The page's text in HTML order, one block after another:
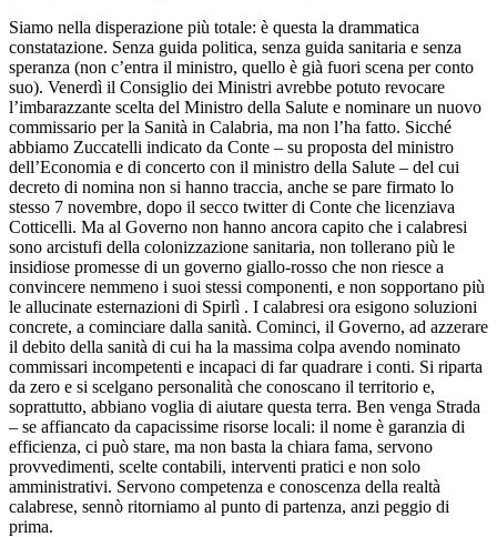
Siamo nella disperazione più totale: è questa la drammatica
constatazione. Senza guida politica, senza guida sanitaria e senza
speranza (non c’entra il ministro, quello è già fuori scena per conto
suo). Venerdì il Consiglio dei Ministri avrebbe potuto revocare
l’imbarazzante scelta del Ministro della Salute e nominare un nuovo
commissario per la Sanità in Calabria, ma non l’ha fatto. Sicché
abbiamo Zuccatelli indicato da Conte – su proposta del ministro
dell’Economia e di concerto con il ministro della Salute – del cui
decreto di nomina non si hanno traccia, anche se pare firmato lo
stesso 7 novembre, dopo il secco twitter di Conte che licenziava
Cotticelli. Ma al Governo non hanno ancora capito che i calabresi
sono arcistufi della colonizzazione sanitaria, non tollerano più le
insidiose promesse di un governo giallo-rosso che non riesce a
convincere nemmeno i suoi stessi componenti, e non sopportano più
le allucinate esternazioni di Spirlì . I calabresi ora esigono soluzioni
concrete, a cominciare dalla sanità. Cominci, il Governo, ad azzerare
il debito della sanità di cui ha la massima colpa avendo nominato
commissari incompetenti e incapaci di far quadrare i conti. Si riparta
da zero e si scelgano personalità che conoscano il territorio e,
soprattutto, abbiano voglia di aiutare questa terra. Ben venga Strada
– se affiancato da capacissime risorse locali: il nome è garanzia di
efficienza, ci può stare, ma non basta la chiara fama, servono
provvedimenti, scelte contabili, interventi pratici e non solo
amministrativi. Servono competenza e conoscenza della realtà
calabrese, sennò ritorniamo al punto di partenza, anzi peggio di
prima.